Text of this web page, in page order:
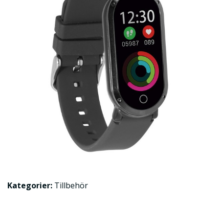
Kategorier: Tillbehör